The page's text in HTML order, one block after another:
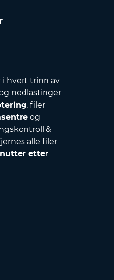
i hvert trinn av
nedlastinger
, filer
og
&
alle filer
etter